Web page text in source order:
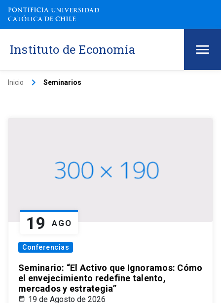
Instituto de Economía
Inicio keyboard_arrow_right Seminarios
19 AGO
Conferencias
Seminario: “El Activo que Ignoramos: Cómo
el envejecimiento redefine talento,
mercados y estrategia”
19 de Agosto de 2026